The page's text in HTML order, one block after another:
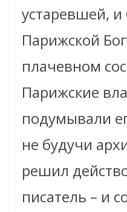
устаревшей, и
Парижской
плачевном
Парижские
подумывали
не будучи
решил
писатель – и